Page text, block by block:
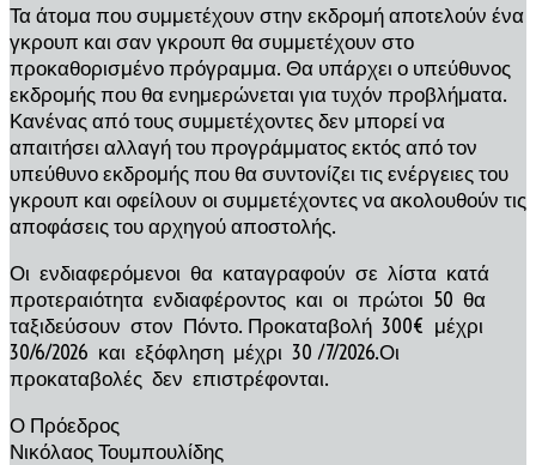
Τα άτομα που συμμετέχουν στην εκδρομή αποτελούν ένα
γκρουπ και σαν γκρουπ θα συμμετέχουν στο
προκαθορισμένο πρόγραμμα. Θα υπάρχει ο υπεύθυνος
εκδρομής που θα ενημερώνεται για τυχόν προβλήματα.
Κανένας από τους συμμετέχοντες δεν μπορεί να
απαιτήσει αλλαγή του προγράμματος εκτός από τον
υπεύθυνο εκδρομής που θα συντονίζει τις ενέργειες του
γκρουπ και οφείλουν οι συμμετέχοντες να ακολουθούν τις
αποφάσεις του αρχηγού αποστολής.
Οι ενδιαφερόμενοι θα καταγραφούν σε λίστα κατά
προτεραιότητα ενδιαφέροντος και οι πρώτοι 50 θα
ταξιδεύσουν στον Πόντο. Προκαταβολή 300€ μέχρι
30/6/2026 και εξόφληση μέχρι 30 /7/2026.Οι
προκαταβολές δεν επιστρέφονται.
Ο Πρόεδρος
Νικόλαος Τουμπουλίδης